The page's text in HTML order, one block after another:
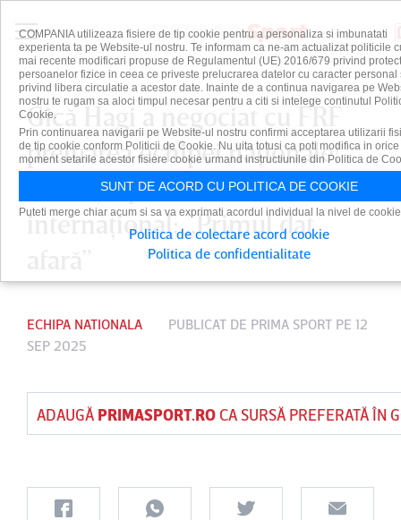
Gică Hagi a negociat cu FRF
preluarea echipei naţionale!
Condiţia pusă de fostul mare
internaţional: „Primul dat
ECHIPA NATIONALA PUBLICAT DE PRIMA SPORT PE 12
SEP 2025
ADAUGĂ PRIMASPORT.ROCA SURSĂ PREFERATĂ ÎN
COMPANIA utilizeaza fisiere de tip cookie pentru a personaliza si imbunatati
experienta ta pe Website-ul nostru. Te informam ca ne-am actualizat politicile
mai recente modificari propuse de Regulamentul (UE) 2016/679 privind
persoanelor fizice in ceea ce priveste prelucrarea datelor cu caracter personal
privind libera circulatie a acestor date. Inainte de a continua navigarea pe
nostru te rugam sa aloci timpul necesar pentru a citi si intelege continutul
Cookie.
Prin continuarea navigarii pe Website-ul nostru confirmi acceptarea utilizarii
de tip cookie conform Politicii de Cookie. Nu uita totusi ca poti modifica in orice
moment setarile acestor fisiere cookie urmand instructiunile din Politica de
SUNT DE ACORD CU POLITICA DE COOKIE
Puteti merge chiar acum si sa va exprimati acordul individual la nivel de
Politica de colectare acord cookie
Politica de confidentialitate